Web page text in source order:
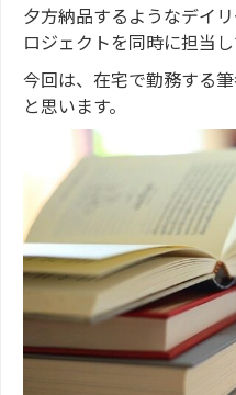
夕方納品するようなデイ
ロジェクトを同時に担当し
今回は、在宅で勤務する
と思います。